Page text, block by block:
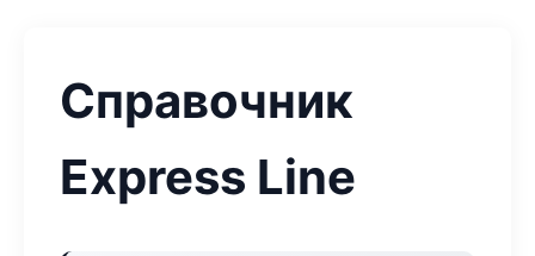
Справочник
Express Line